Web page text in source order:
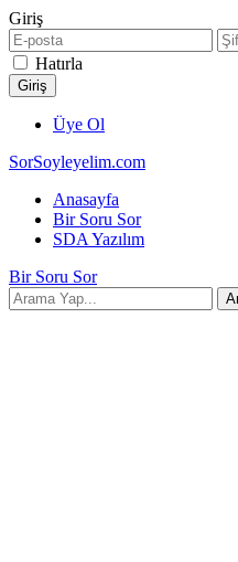
Giriş
Hatırla
Üye Ol
SorSoyleyelim.com
Anasayfa
Bir Soru Sor
SDA Yazılım
Bir Soru Sor